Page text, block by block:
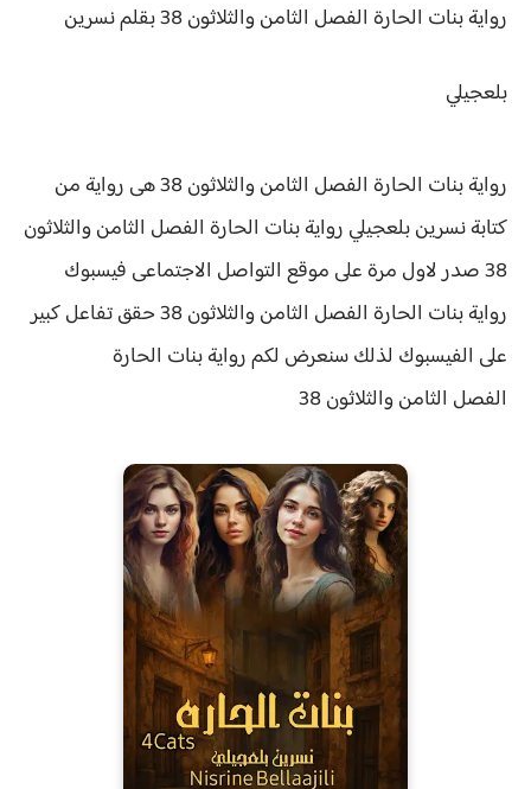
رواية بنات الحارة الفصل الثامن والثلاثون 38 بقلم نسرين
بلعجيلي
رواية بنات الحارة الفصل الثامن والثلاثون 38 هى رواية من
كتابة نسرين بلعجيلي روايةبنات الحارة الفصل الثامن والثلاثون
38 صدر لاول مرة على موقع التواصل الاجتماعى فيسبوك
رواية بنات الحارة الفصل الثامن والثلاثون 38 حقق
تفاعل كبير
على الفيسبوك لذلك سنعرض لكمروايةبنات الحارة
الفصل الثامن والثلاثون 38